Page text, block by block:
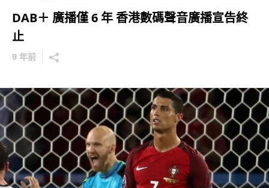
DAB＋ 廣播僅 6 年 香港數碼聲音廣播宣告終
止
9 年前